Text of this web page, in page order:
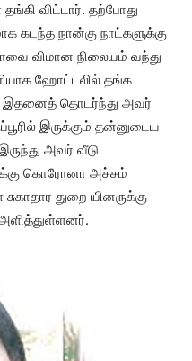
தங்கி விட்டார். தற்போது
கடந்த நான்கு நாட்களுக்கு
விமான நிலையம் வந்து
ஹோட்டலில் தங்க
இதனைத் தொடர்ந்து அவர்
இருக்கும் தன்னுடைய
அவர் வீடு
கொரோனா அச்சம்
துறை யினருக்கு
அளித்துள்ளனர்.